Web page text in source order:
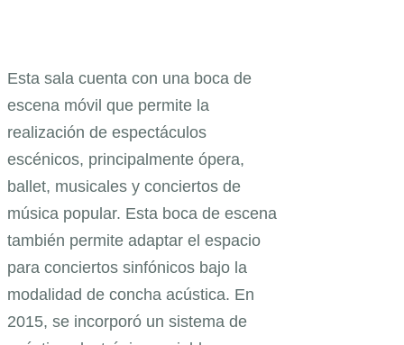
Esta sala cuenta con una boca de
escena móvil que permite la
realización de espectáculos
escénicos, principalmente ópera,
ballet, musicales y conciertos de
música popular. Esta boca de escena
también permite adaptar el espacio
para conciertos sinfónicos bajo la
modalidad de concha acústica. En
2015, se incorporó un sistema de